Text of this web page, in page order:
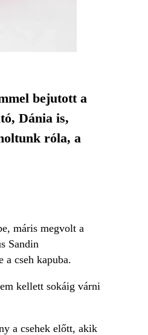
bejutott a
Dánia is,
róla, a
máris megvolt a
Sandin
cseh kapuba.
kellett sokáig várni
a csehek előtt, akik